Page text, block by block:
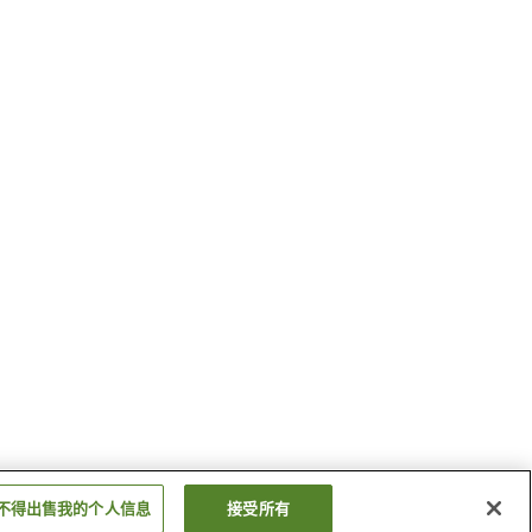
得出售我的个人信息 接受所有